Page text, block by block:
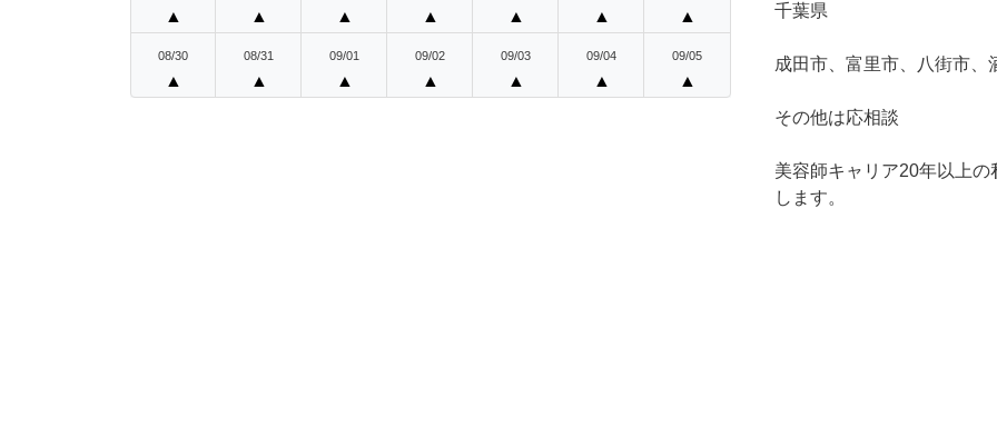
▲ ▲ ▲ ▲ ▲ ▲ ▲
08/30
▲
08/31
▲
09/01
▲
09/02
▲
09/03
▲
09/04
▲
09/05
▲
千葉県
成田市、富里市、八街市、
その他は応相談
美容師キャリア20年以上
します。